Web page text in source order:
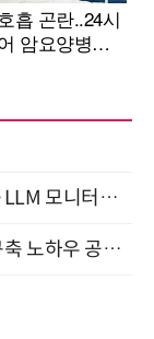
[올쇼TV] AI 시대의 옵저버빌리티: GPU·LLM 모니터링부터 AI 기반 장애 대응까지 (8/11 생방송)
"AI 핀옵스 시스템과 토큰 관리시스템 구축 노하우 공개" 잠실 한국광고문화회관 2층 대회의실 (8/21)